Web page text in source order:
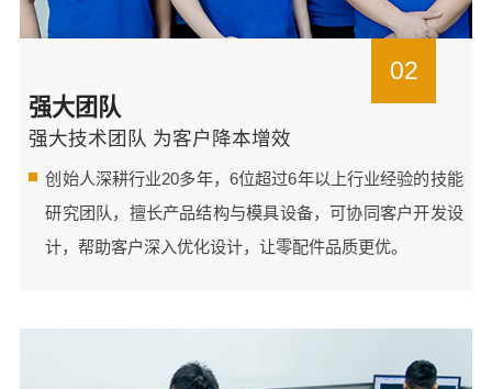
02
强大团队
强大技术团队 为客户降本增效
创始人深耕行业20多年，6位超过6年以上行业经验的技能
研究团队，擅长产品结构与模具设备，可协同客户开发设
计，帮助客户深入优化设计，让零配件品质更优。